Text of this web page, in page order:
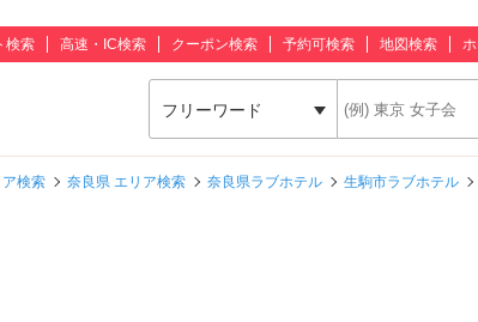
検索 高速・IC検索 クーポン検索 予約可検索 地図検索
フリーワード
ア検索 奈良県 エリア検索 奈良県ラブホテル 生駒市ラブホテル